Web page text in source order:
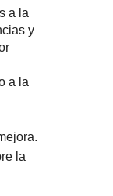
a la
y
a la
la